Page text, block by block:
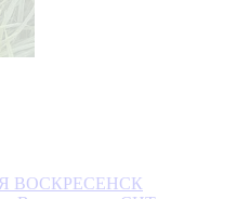
ВОСКРЕСЕНСК